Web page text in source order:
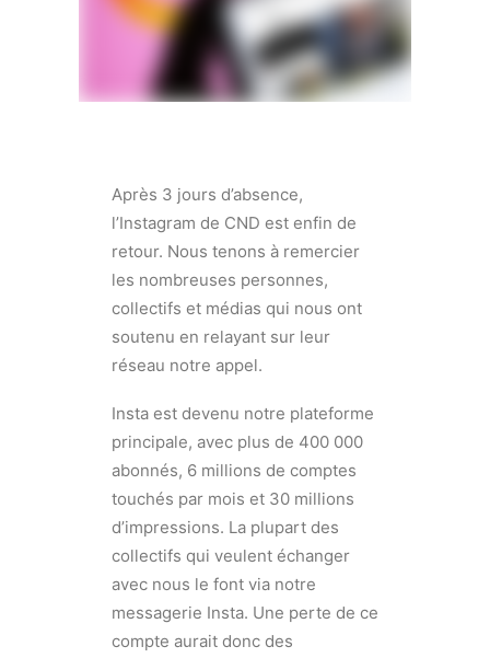
Après 3 jours d’absence,
l’Instagram de CND est enfin de
retour. Nous tenons à remercier
les nombreuses personnes,
collectifs et médias qui nous ont
soutenu en relayant sur leur
réseau notre appel.
Insta est devenu notre plateforme
principale, avec plus de 400 000
abonnés, 6 millions de comptes
touchés par mois et 30 millions
d’impressions. La plupart des
collectifs qui veulent échanger
avec nous le font via notre
messagerie Insta. Une perte de ce
compte aurait donc des